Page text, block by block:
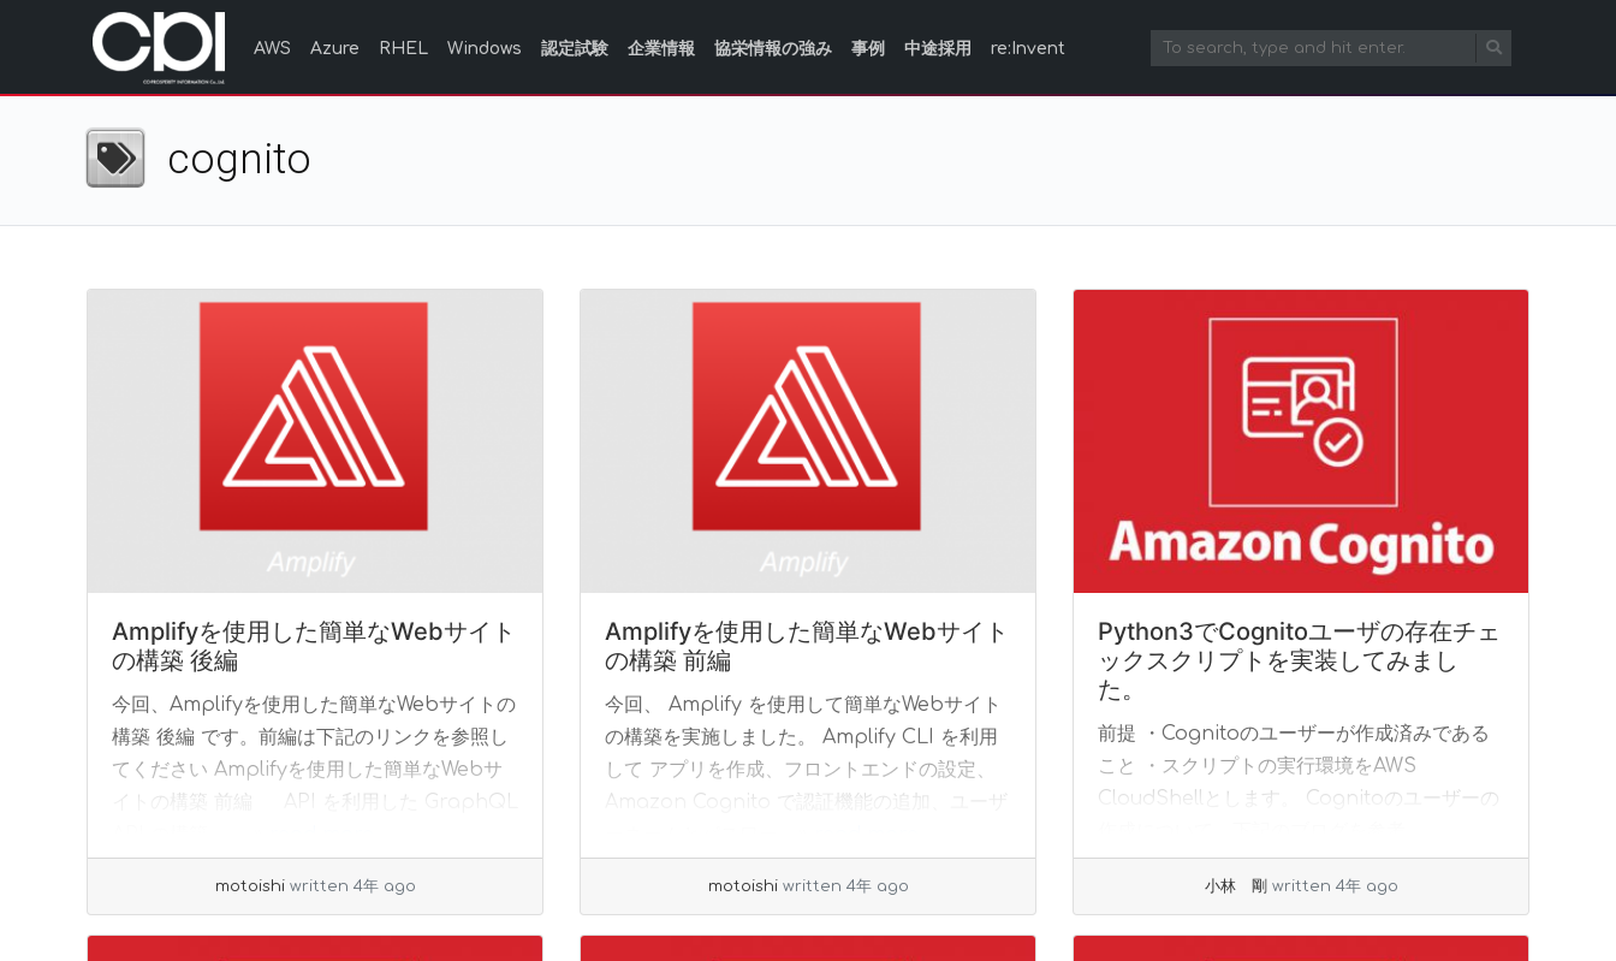
AWS Azure RHEL Windows 認定試験 企業情報 協栄情報の強み 事例 中途採用 re:Invent
cognito
Amplifyを使用した簡単なWebサイト
の構築 後編
今回、Amplifyを使用した簡単なWebサイトの
構築 後編 です。前編は下記のリンクを参照し
てください Amplifyを使用した簡単なWebサ
イトの構築 前編 API を利用した GraphQL
motoishi written 4年 ago
Amplifyを使用した簡単なWebサイト
の構築 前編
今回、 Amplify を使用して簡単なWebサイト
の構築を実施しました。 Amplify CLI を利用
して アプリを作成、フロントエンドの設定、
Amazon Cognito で認証機能の追加、ユーザ
motoishi written 4年 ago
Python3でCognitoユーザの存在チェ
ックスクリプトを実装してみまし
た。
前提 ・Cognitoのユーザーが作成済みである
こと ・スクリプトの実行環境をAWS
CloudShellとします。 Cognitoのユーザーの
CloudFormation でCogni... »read more
小林 剛 written 4年 ago